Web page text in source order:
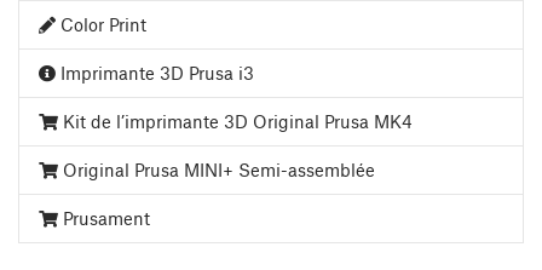
Color Print
Imprimante 3D Prusa i3
Kit de l’imprimante 3D Original Prusa MK4
Original Prusa MINI+ Semi-assemblée
Prusament